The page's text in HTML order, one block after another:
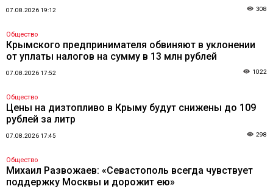
07.08.2026 19:12 308
Общество
Крымского предпринимателя обвиняют в уклонении
от уплаты налогов на сумму в 13 млн рублей
07.08.2026 17:52 1022
Общество
Цены на дизтопливо в Крыму будут снижены до 109
рублей за литр
07.08.2026 17:45 298
Общество
Михаил Развожаев: «Севастополь всегда чувствует
поддержку Москвы и дорожит ею»